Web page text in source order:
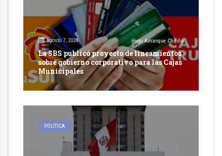
agosto 7, 2026 Hugo Amanque Chaiña
La SBS publicó proyecto de lineamientos
sobre gobierno corporativo para las Cajas
Municipales
POLÍTICA